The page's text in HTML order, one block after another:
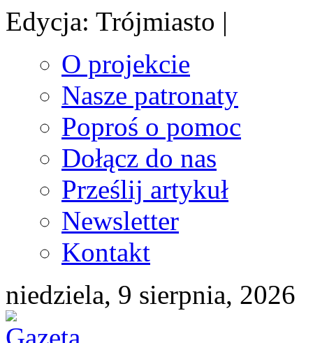
Edycja: Trójmiasto |
O projekcie
Nasze patronaty
Poproś o pomoc
Dołącz do nas
Prześlij artykuł
Newsletter
Kontakt
niedziela, 9 sierpnia, 2026